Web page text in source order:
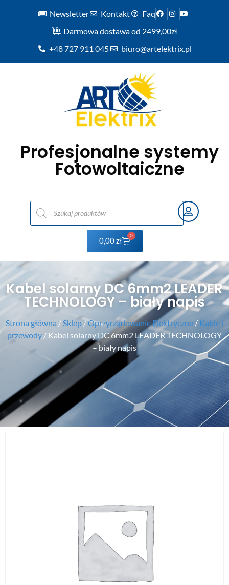
Newsletter Kontakt
Faq
Darmowa dostawa od 2499,00zł
+48 727 911 045
biuro@artelektrix.pl
Profesjonalne systemy
Fotowoltaiczne
0,00zł
0
Kabel solarny DC 6mm2 LEADER
TECHNOLOGY – biały napis
Strona główna / Sklep/Oprzyrządowanie Elektryczne / Kable i
przewody / Kabel solarny DC 6mm2 LEADER TECHNOLOGY
– biały napis